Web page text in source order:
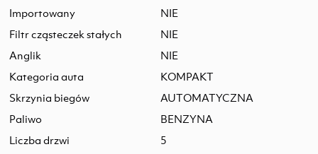
Importowany
NIE
Filtr cząsteczek stałych
NIE
Anglik
NIE
Kategoria auta
KOMPAKT
Skrzynia biegów
AUTOMATYCZNA
Paliwo
BENZYNA
Liczba drzwi
5